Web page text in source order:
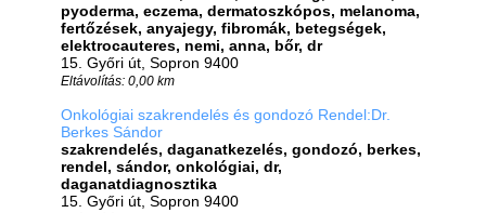
pyoderma, eczema, dermatoszkópos, melanoma,
fertőzések, anyajegy, fibromák, betegségek,
elektrocauteres, nemi, anna, bőr, dr
15. Győri út, Sopron 9400
Eltávolítás: 0,00 km
Onkológiai szakrendelés és gondozó Rendel:Dr.
Berkes Sándor
szakrendelés, daganatkezelés, gondozó, berkes,
rendel, sándor, onkológiai, dr,
daganatdiagnosztika
15. Győri út, Sopron 9400